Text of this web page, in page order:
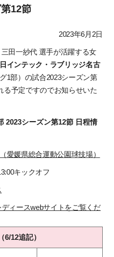
12節
2023年6月2日
田一紗代 選手が活躍する女
インテック・ラブリッジ名古
1部）の試合2023シーズン第
る予定ですのでお知らせいた
2023シーズン第12節 日程情
愛媛県総合運動公園球技場）
キックオフ
ィースwebサイトをご覧くだ
6/12追記）